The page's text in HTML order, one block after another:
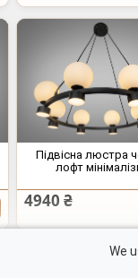
Підвісна люстра
лофт
4940 ₴
We